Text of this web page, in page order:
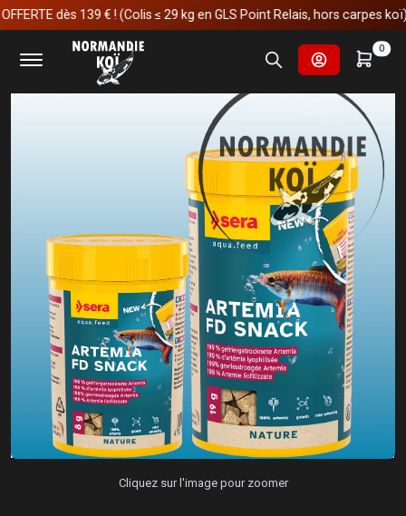
dès 139 € ! (Colis ≤ 29 kg en GLS Point Relais, hors carpes koï)
0
Accueil Aquariophilie Nourriture sera Artemia FD Snack
Cliquez sur l'image pour zoomer